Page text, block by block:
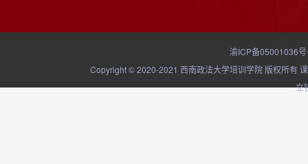
渝ICP备05001036
Copyright © 2020-2021 西南政法大学培训学院 版权所有
立